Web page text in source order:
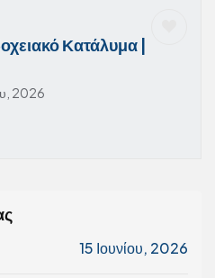
Κατάλυμα |
2026
15 Ιουνίου, 2026